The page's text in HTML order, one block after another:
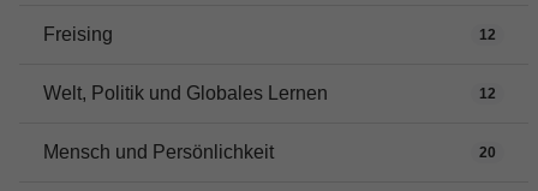
Freising 12
Welt, Politik und Globales Lernen 12
Mensch und Persönlichkeit 20